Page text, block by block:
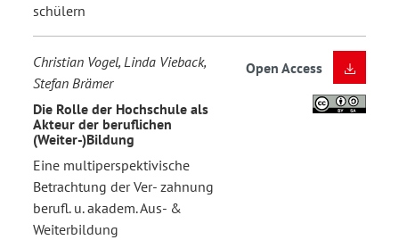
schülern
Christian Vogel, Linda Vieback,
Stefan Brämer
Die Rolle der Hochschule als
Akteur der beruflichen
(Weiter-)Bildung
Eine multiperspektivische
Betrachtung der Ver- zahnung
berufl. u. akadem. Aus- &
Weiterbildung
Open Access